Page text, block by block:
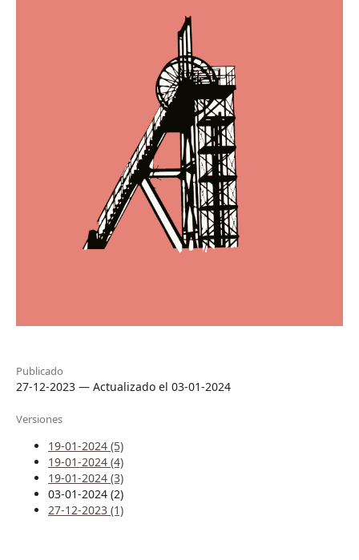
Publicado
27-12-2023 — Actualizado el 03-01-2024
Versiones
19-01-2024 (5)
19-01-2024 (4)
19-01-2024 (3)
03-01-2024 (2)
27-12-2023 (1)